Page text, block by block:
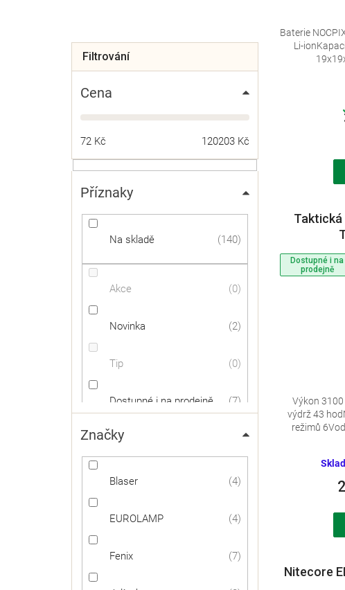
Cena
72 Kč 120203Kč
Příznaky
Na skladě 140
Akce 0
Novinka 2
Tip 0
Dostupné i na prodejně 7
Dostupnost 24h
Značky
Blaser 4
EUROLAMP 4
Fenix 7
uBaterie
Li-
Dostupné i na
prodejně
Taktická
Výkon
výdrž 43
režimů
Nitecore